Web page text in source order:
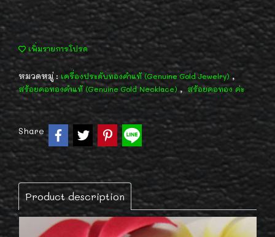
เพิ่มรายการโปรด
หมวดหมู่ : เครื่องประดับทองคำแท้ (Genuine Gold Jewelry) ,
สร้อยคอทองคำแท้ (Genuine Gold Necklace) , สร้อยคอทอง ค่ะ
Share
Product description